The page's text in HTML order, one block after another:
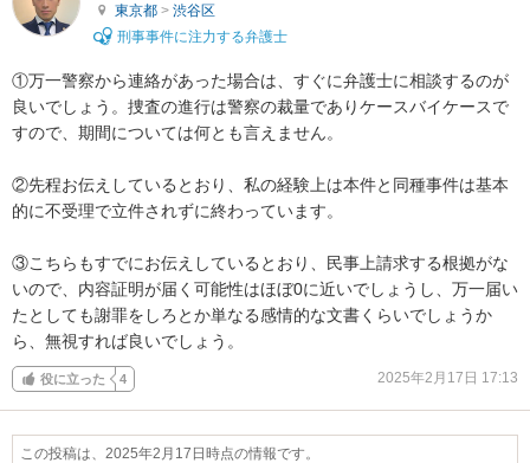
東京都 > 渋谷区
刑事事件に注力する弁護士
①万一警察から連絡があった場合は、すぐに弁護士に相談するのが
良いでしょう。捜査の進行は警察の裁量でありケースバイケースで
すので、期間については何とも言えません。
②先程お伝えしているとおり、私の経験上は本件と同種事件は基本
的に不受理で立件されずに終わっています。
③こちらもすでにお伝えしているとおり、民事上請求する根拠がな
いので、内容証明が届く可能性はほぼ0に近いでしょうし、万一届い
たとしても謝罪をしろとか単なる感情的な文書くらいでしょうか
ら、無視すれば良いでしょう。
役に立った 4 2025年2月17日 17:13
この投稿は、2025年2月17日時点の情報です。